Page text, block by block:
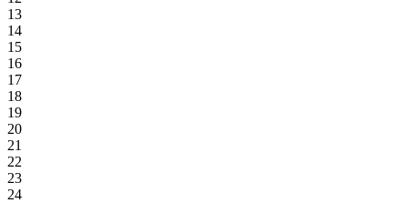
13
14
15
16
17
18
19
20
21
22
23
24